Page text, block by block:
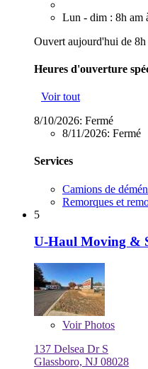
Lun - dim : 8h am
Ouvert aujourd'hui de 8h
Heures d'ouverture
Voir tout
8/10/2026: Fermé
8/11/2026: Fermé
Services
Camions de
Remorques et
5
U-Haul Moving &
VoirPhotos
137 Delsea Dr S
Glassboro, NJ 08028